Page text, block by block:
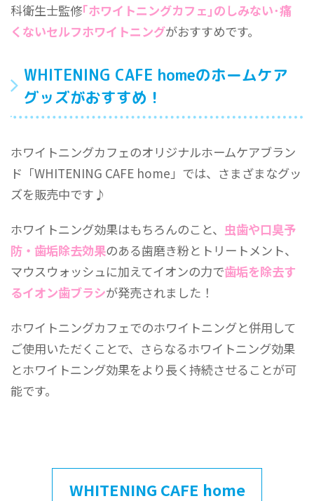
科衛生士監修｢ホワイトニングカフェ｣のしみない･痛
くないセルフホワイトニングがおすすめです。
WHITENING CAFE homeのホームケア
グッズがおすすめ！
ホワイトニングカフェのオリジナルホームケアブラン
ド「WHITENING CAFE home」では、さまざまなグッ
ズを販売中です♪
ホワイトニング効果はもちろんのこと、 虫歯や口臭予
防・歯垢除去効果のある歯磨き粉とトリートメント、
マウスウォッシュに加えてイオンの力で歯垢を除去す
るイオン歯ブラシが発売されました！
ホワイトニングカフェでのホワイトニングと併用して
ご使用いただくことで、さらなるホワイトニング効果
とホワイトニング効果をより長く持続させることが可
能です。
WHITENING CAFE home